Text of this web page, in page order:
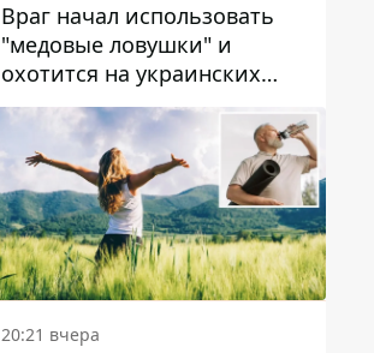
Враг начал использовать
"медовые ловушки" и
охотится на украинских
военнослужащих
20:21 вчера